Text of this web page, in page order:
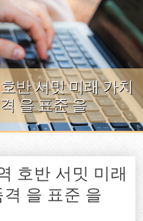
반 서밋 미래 가치
을 표준 을
호반 서밋 미래
을 표준 을